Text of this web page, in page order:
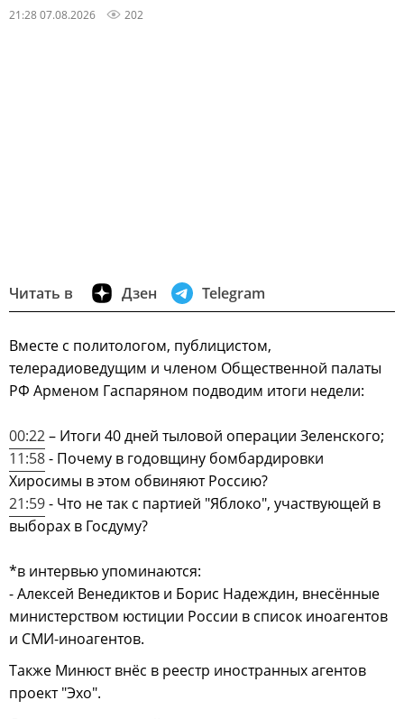
21:28 07.08.2026 202
Читать в Дзен Telegram
Вместе с политологом, публицистом,
телерадиоведущим и членом Общественной палаты
РФ Арменом Гаспаряном подводим итоги недели:
00:22– Итоги 40 дней тыловой операции Зеленского;
11:58- Почему в годовщину бомбардировки
Хиросимы в этом обвиняют Россию?
21:59- Что не так с партией "Яблоко", участвующей в
выборах в Госдуму?
*в интервью упоминаются:
- Алексей Венедиктов и Борис Надеждин, внесённые
министерством юстиции России в список иноагентов
и СМИ-иноагентов.
Также Минюст внёс в реестр иностранных агентов
проект "Эхо".